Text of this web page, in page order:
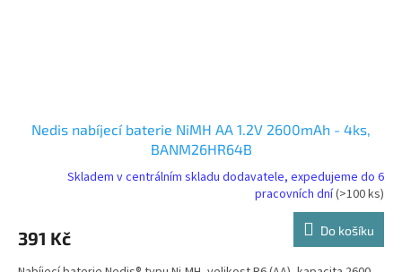
Nedis nabíjecí baterie NiMH AA 1.2V 2600mAh - 4ks,
BANM26HR64B
Skladem v centrálním skladu dodavatele, expedujeme do 6
pracovních dní(>100 ks)
391 Kč Do košíku